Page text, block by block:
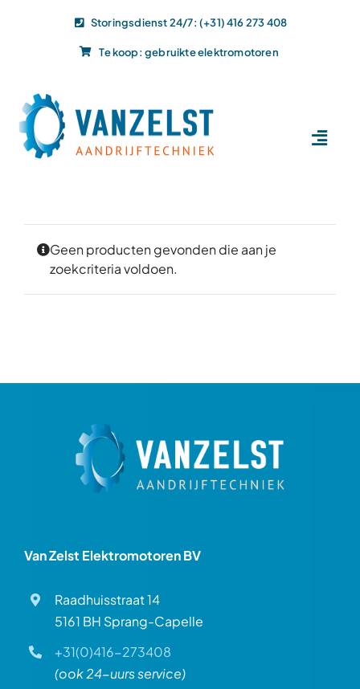
Storingsdienst 24/7: (+31) 416 273 408
Te koop: gebruikte elektromotoren
Vacatures
Geen producten gevonden die aan je
zoekcriteria voldoen.
Van Zelst Elektromotoren BV
Raadhuisstraat 14
5161 BH Sprang-Capelle
+31(0)416-273408
(ook 24-uurs service)